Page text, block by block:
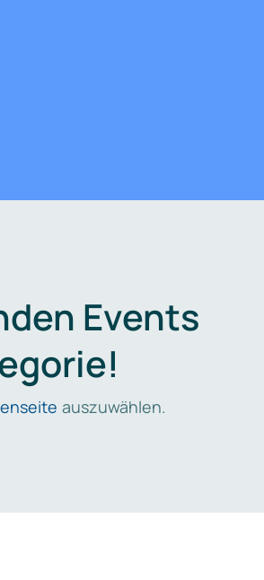
Events
auszuwählen.